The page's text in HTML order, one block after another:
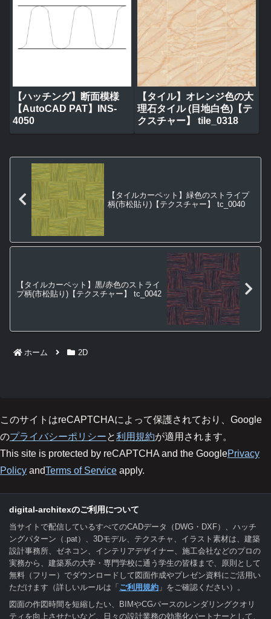
【ハッチング】断面模様
【AutoCAD PAT】INS-
4050
【タイル】オレンジ色の大
理石タイル (目地白色)【テ
クスチャー】 tile_0318
【タイルカーペット】緑色のストライプ
柄(市松貼り)【テクスチャー】 tc_0040
【タイルカーペット】黒/赤色のストライ
プ柄(市松貼り)【テクスチャー】 tc_0042
ホーム 2D
このサイトはreCAPTCHAによって保護されており、Google
のプライバシーポリシーと利用規約が適用されます。
This site is protected by reCAPTCHA and the GooglePrivacy
Policy andTerms of Service apply.
digital-architexのご利用について
当サイトで配信しているすべてのCADデータ（DWG・DXF）、ハッチ
ングパターン（.pat）、3Dモデル、テクスチャ、イラスト素材は、建築
設計事務所、ゼネコン、インテリアデザイナー、施工会社などのプロの
実務から、建築系の大学・専門学校に通う学生の皆様まで、原則として
無料（フリー）でダウンロードして図面作成やプレゼン資料にご活用い
ただけます（詳しいルールは「ご利用規約 」をご確認ください）。
図面の作図時間を短縮したい、BIMやCGパースのレンダリングクオリ
ティを向上させたいなど、日々の設計業務の効率化パートナーとして、